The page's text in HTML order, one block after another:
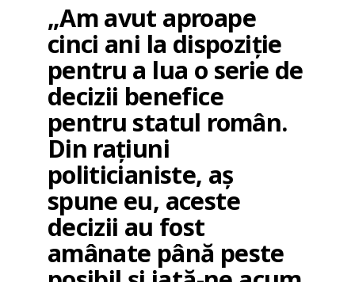
„Am avut aproape
cinci ani la dispoziție
pentru a lua o serie de
decizii benefice
pentru statul român.
Din rațiuni
politicianiste, aș
spune eu, aceste
decizii au fost
amânate până peste